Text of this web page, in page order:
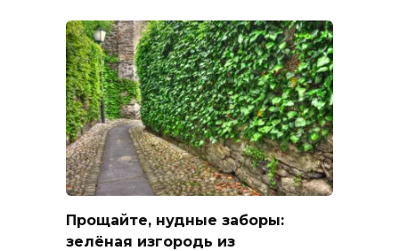
Прощайте, нудные заборы:
зелёная изгородь из